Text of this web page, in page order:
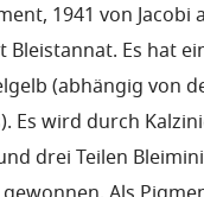
1941 von
Bleistannat. Es hat
(abhängig von
Es wird durch
drei Teilen